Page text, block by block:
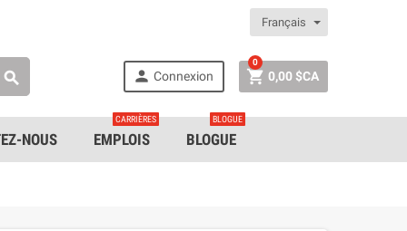
Français
  Connexion  0,00 $CA
0
NOUS EMPLOIS
CARRIÈRES
BLOGUE
BLOGUE